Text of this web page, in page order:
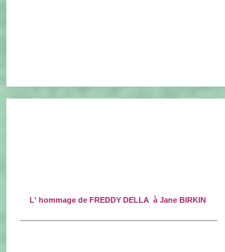
L' hommage de FREDDY DELLA à Jane BIRKIN